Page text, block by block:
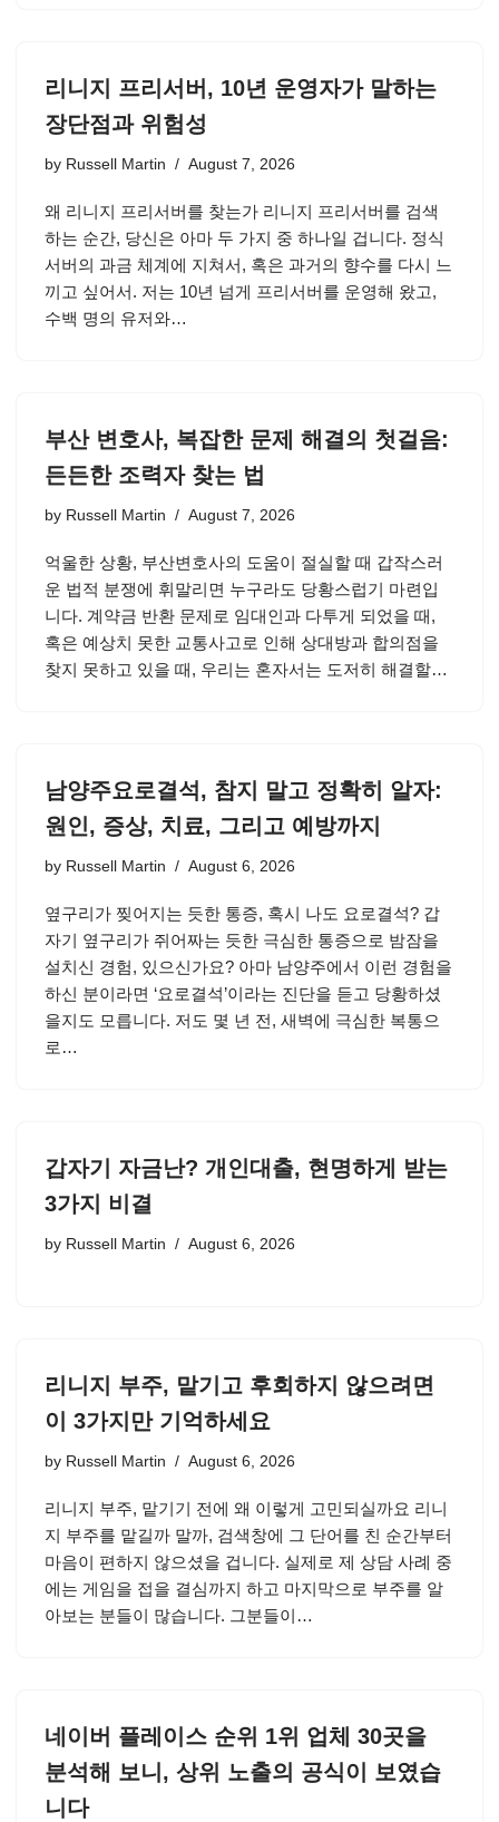
리니지 프리서버, 10년 운영자가 말하는
장단점과 위험성
by Russell Martin August 7, 2026
왜 리니지 프리서버를 찾는가 리니지 프리서버를 검색
하는 순간, 당신은 아마 두 가지 중 하나일 겁니다. 정식
서버의 과금 체계에 지쳐서, 혹은 과거의 향수를 다시 느
끼고 싶어서. 저는 10년 넘게 프리서버를 운영해 왔고,
수백 명의 유저와…
부산 변호사, 복잡한 문제 해결의 첫걸음:
든든한 조력자 찾는 법
by Russell Martin August 7, 2026
억울한 상황, 부산변호사의 도움이 절실할 때 갑작스러
운 법적 분쟁에 휘말리면 누구라도 당황스럽기 마련입
니다. 계약금 반환 문제로 임대인과 다투게 되었을 때,
혹은 예상치 못한 교통사고로 인해 상대방과 합의점을
찾지 못하고 있을 때, 우리는 혼자서는 도저히 해결할…
남양주요로결석, 참지 말고 정확히 알자:
원인, 증상, 치료, 그리고 예방까지
by Russell Martin August 6, 2026
옆구리가 찢어지는 듯한 통증, 혹시 나도 요로결석? 갑
자기 옆구리가 쥐어짜는 듯한 극심한 통증으로 밤잠을
설치신 경험, 있으신가요? 아마 남양주에서 이런 경험을
하신 분이라면 ‘요로결석’이라는 진단을 듣고 당황하셨
을지도 모릅니다. 저도 몇 년 전, 새벽에 극심한 복통으
로…
갑자기 자금난? 개인대출, 현명하게 받는
3가지 비결
by Russell Martin August 6, 2026
리니지 부주, 맡기고 후회하지 않으려면
이 3가지만 기억하세요
by Russell Martin August 6, 2026
리니지 부주, 맡기기 전에 왜 이렇게 고민되실까요 리니
지 부주를 맡길까 말까, 검색창에 그 단어를 친 순간부터
마음이 편하지 않으셨을 겁니다. 실제로 제 상담 사례 중
에는 게임을 접을 결심까지 하고 마지막으로 부주를 알
아보는 분들이 많습니다. 그분들이…
네이버 플레이스 순위 1위 업체 30곳을
분석해 보니, 상위 노출의 공식이 보였습
니다